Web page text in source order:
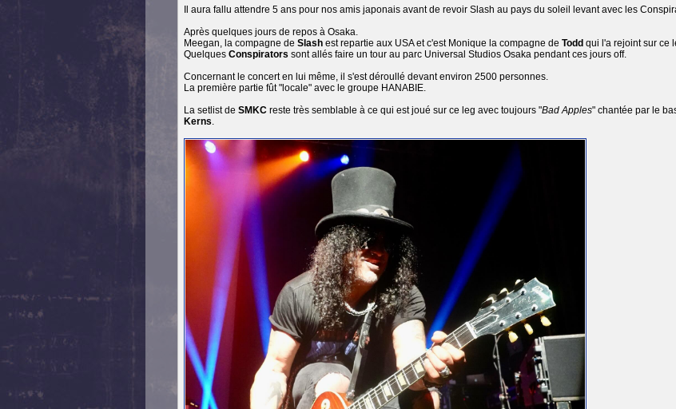
Il aura fallu attendre 5 ans pour nos amis japonais avant de revoir Slash au pays du soleil levant avec les
Après quelques jours de repos à Osaka.
Meegan, la compagne de Slash est repartie aux USA et c'est Monique la compagne de Todd qui l'a rejoint sur ce
Quelques Conspirators sont allés faire un tour au parc Universal Studios Osaka pendant ces jours off.
Concernant le concert en lui même, il s'est déroullé devant environ 2500 personnes.
La première partie fût "locale" avec le groupe HANABIE.
La setlist de SMKC reste très semblable à ce qui est joué sur ce leg avec toujours "Bad Apples" chantée par le
Kerns.